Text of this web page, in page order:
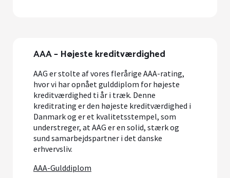
AAA – Højeste kreditværdighed
AAG er stolte af vores flerårige AAA-rating,
hvor vi har opnået gulddiplom for højeste
kreditværdighed ti år i træk. Denne
kreditrating er den højeste kreditværdighed i
Danmark og er et kvalitetsstempel, som
understreger, at AAG er en solid, stærk og
sund samarbejdspartner i det danske
erhvervsliv.
AAA-Gulddiplom